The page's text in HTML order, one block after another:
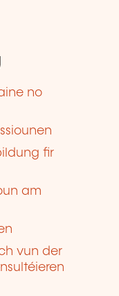
no
fir
am
vun der